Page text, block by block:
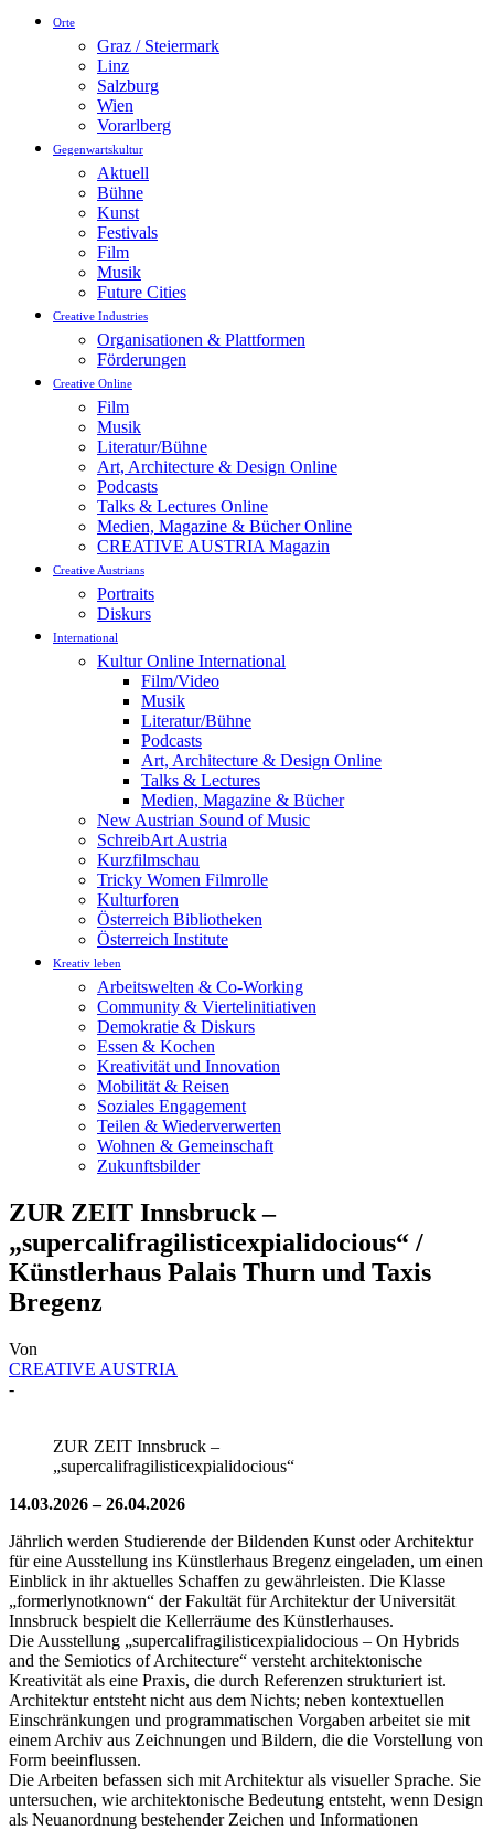
Orte
Graz / Steiermark
Linz
Salzburg
Wien
Vorarlberg
Gegenwartskultur
Aktuell
Bühne
Kunst
Festivals
Film
Musik
Future Cities
Creative Industries
Organisationen & Plattformen
Förderungen
Creative Online
Film
Musik
Literatur/Bühne
Art, Architecture & Design Online
Podcasts
Talks & Lectures Online
Medien, Magazine & Bücher Online
CREATIVE AUSTRIA Magazin
Creative Austrians
Portraits
Diskurs
International
Kultur Online International
Film/Video
Musik
Literatur/Bühne
Podcasts
Art, Architecture & Design Online
Talks & Lectures
Medien, Magazine & Bücher
New Austrian Sound of Music
SchreibArt Austria
Kurzfilmschau
Tricky Women Filmrolle
Kulturforen
Österreich Bibliotheken
Österreich Institute
Kreativ leben
Arbeitswelten & Co-Working
Community & Viertelinitiativen
Demokratie & Diskurs
Essen & Kochen
Kreativität und Innovation
Mobilität & Reisen
Soziales Engagement
Teilen & Wiederverwerten
Wohnen & Gemeinschaft
Zukunftsbilder
ZUR ZEIT Innsbruck –
„supercalifragilisticexpialidocious“ /
Künstlerhaus Palais Thurn und Taxis
Bregenz
Von
CREATIVE AUSTRIA
-
ZUR ZEIT Innsbruck –
„supercalifragilisticexpialidocious“
14.03.2026 – 26.04.2026
Jährlich werden Studierende der Bildenden Kunst oder Architektur
für eine Ausstellung ins Künstlerhaus Bregenz eingeladen, um einen
Einblick in ihr aktuelles Schaffen zu gewährleisten. Die Klasse
„formerlynotknown“ der Fakultät für Architektur der Universität
Innsbruck bespielt die Kellerräume des Künstlerhauses.
Die Ausstellung „supercalifragilisticexpialidocious – On Hybrids
and the Semiotics of Architecture“ versteht architektonische
Kreativität als eine Praxis, die durch Referenzen strukturiert ist.
Architektur entsteht nicht aus dem Nichts; neben kontextuellen
Einschränkungen und programmatischen Vorgaben arbeitet sie mit
einem Archiv aus Zeichnungen und Bildern, die die Vorstellung von
Form beeinflussen.
Die Arbeiten befassen sich mit Architektur als visueller Sprache. Sie
untersuchen, wie architektonische Bedeutung entsteht, wenn Design
als Neuanordnung bestehender Zeichen und Informationen